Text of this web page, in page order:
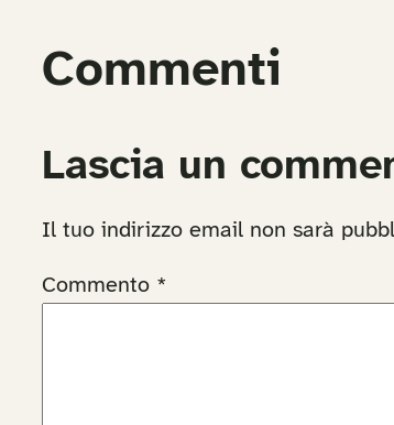
Commenti
Lascia un
Il tuo indirizzo email non sarà
Commento *